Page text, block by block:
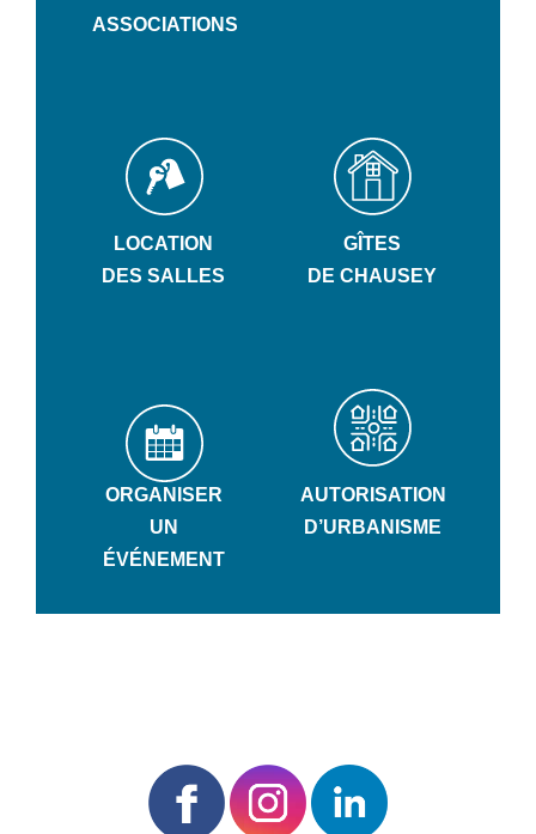
ASSOCIATIONS
LOCATION
DES SALLES
GÎTES
DE CHAUSEY
ORGANISER
UN
ÉVÉNEMENT
AUTORISATION
D’URBANISME